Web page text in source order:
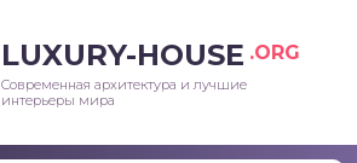
LUXURY-HOUSE .ORG
Современная архитектура и лучшие
интерьеры мира